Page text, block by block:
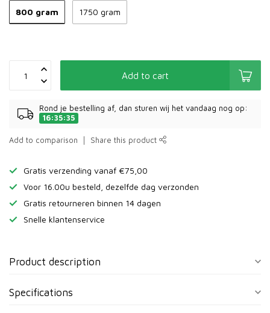
800 gram 1750 gram
Add to cart
Rond je bestelling af, dan sturen wij het vandaag nog op:
16:35:35
Add to comparison Share this product
Gratis verzending vanaf €75,00
Voor 16.00u besteld, dezelfde dag verzonden
Gratis retourneren binnen 14 dagen
Snelle klantenservice
Product description
Specifications